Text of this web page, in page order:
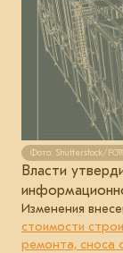
Фото: Shutterstock/
Власти
Изменения
стоимости
ремонта, сноса